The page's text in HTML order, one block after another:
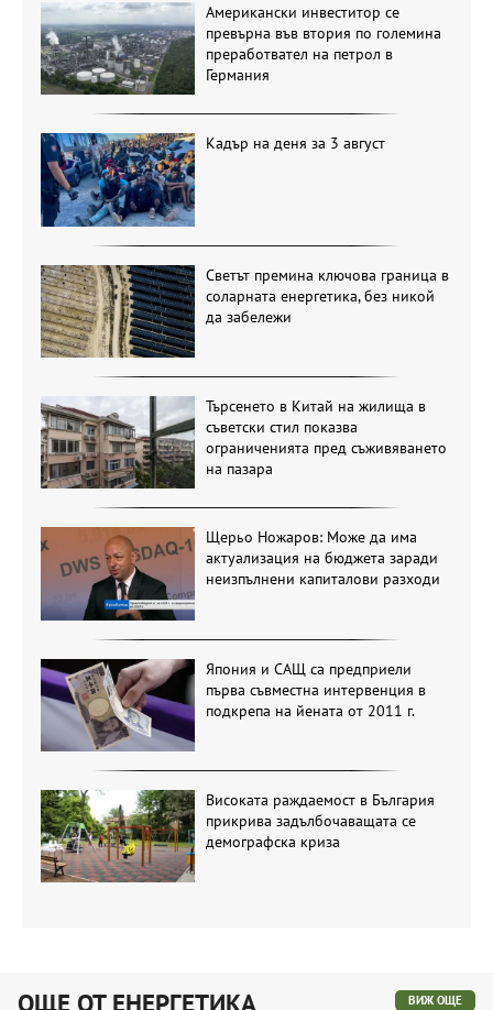
Американски инвеститор се
превърна във втория по големина
преработвател на петрол в
Германия
Кадър на деня за 3 август
Светът премина ключова граница в
соларната енергетика, без никой
да забележи
Търсенето в Китай на жилища в
съветски стил показва
ограниченията пред съживяването
на пазара
Щерьо Ножаров: Може да има
актуализация на бюджета заради
неизпълнени капиталови разходи
Япония и САЩ са предприели
първа съвместна интервенция в
подкрепа на йената от 2011 г.
Високата раждаемост в България
прикрива задълбочаващата се
демографска криза
ОЩЕ ОТ ЕНЕРГЕТИКА ВИЖ ОЩЕ